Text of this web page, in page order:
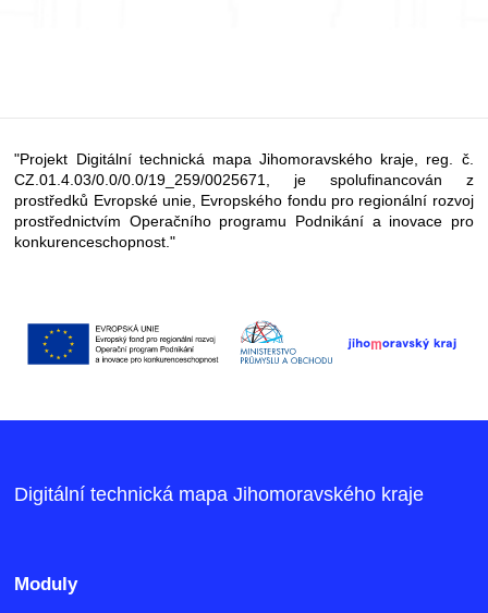
"Projekt Digitální technická mapa Jihomoravského kraje, reg. č.
CZ.01.4.03/0.0/0.0/19_259/0025671, je spolufinancován z
prostředků Evropské unie, Evropského fondu pro regionální rozvoj
prostřednictvím Operačního programu Podnikání a inovace pro
konkurenceschopnost."
Digitální technická mapa Jihomoravského kraje
Moduly